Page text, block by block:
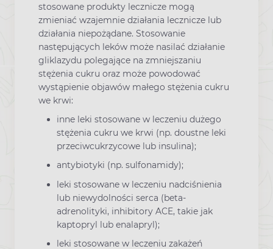
stosowane produkty lecznicze mogą
zmieniać wzajemnie działania lecznicze lub
działania niepożądane. Stosowanie
następujących leków może nasilać działanie
gliklazydu polegające na zmniejszaniu
stężenia cukru oraz może powodować
wystąpienie objawów małego stężenia cukru
we krwi:
inne leki stosowane w leczeniu dużego
stężenia cukru we krwi (np. doustne leki
przeciwcukrzycowe lub insulina);
antybiotyki (np. sulfonamidy);
leki stosowane w leczeniu nadciśnienia
lub niewydolności serca (beta-
adrenolityki, inhibitory ACE, takie jak
kaptopryl lub enalapryl);
leki stosowane w leczeniu zakażeń